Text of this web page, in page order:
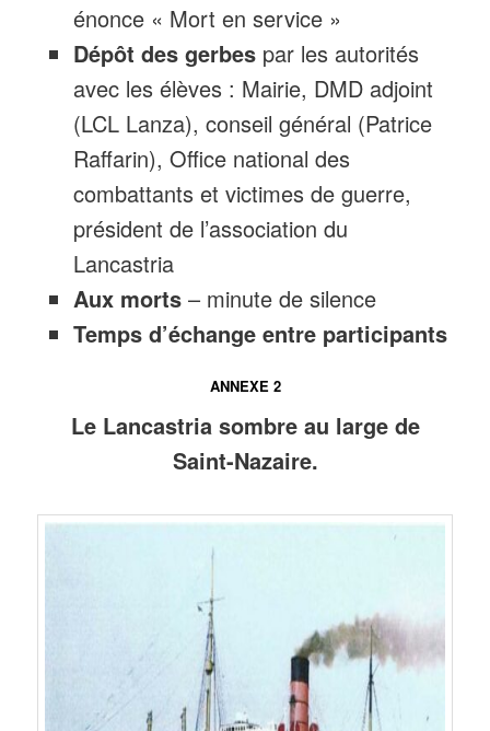
énonce « Mort en service »
Dépôt des gerbespar les autorités
avec les élèves : Mairie, DMD adjoint
(LCL Lanza), conseil général (Patrice
Raffarin), Office national des
combattants et victimes de guerre,
président de l’association du
Lancastria
Aux morts– minute de silence
Temps d’échange entre participants
ANNEXE 2
Le Lancastria sombre au large de
Saint-Nazaire.